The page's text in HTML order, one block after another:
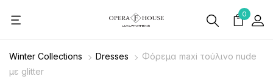
0
Winter Collections Dresses
Φόρεμα maxi τούλινο nude
με glitter